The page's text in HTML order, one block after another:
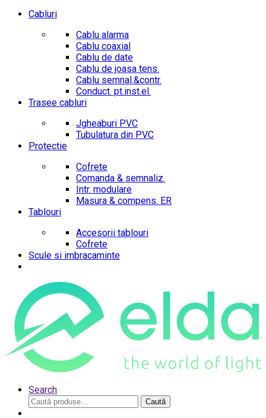
Cabluri
Cablu alarma
Cablu coaxial
Cablu de date
Cablu de joasa tens.
Cablu semnal.&contr.
Conduct. pt.inst.el.
Trasee cabluri
Jgheaburi PVC
Tubulatura din PVC
Protectie
Cofrete
Comanda & semnaliz.
Intr. modulare
Masura & compens. ER
Tablouri
Accesorii tablouri
Cofrete
Scule si imbracaminte
Search
Caută
după:
Caută